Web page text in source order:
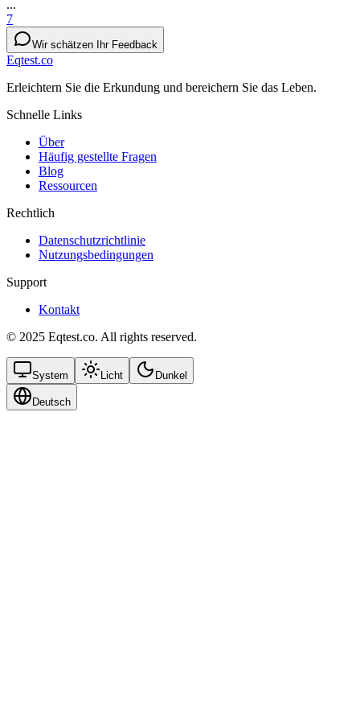
...
7
Wir schätzen Ihr Feedback
Eqtest.co
Erleichtern Sie die Erkundung und bereichern Sie das Leben.
Schnelle Links
Über
Häufig gestellte Fragen
Blog
Ressourcen
Rechtlich
Datenschutzrichtlinie
Nutzungsbedingungen
Support
Kontakt
© 2025 Eqtest.co. All rights reserved.
System Licht Dunkel
Deutsch